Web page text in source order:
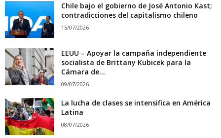
Chile bajo el gobierno de José Antonio Kast;
contradicciones del capitalismo chileno
15/07/2026
EEUU – Apoyar la campaña independiente
socialista de Brittany Kubicek para la
Cámara de...
09/07/2026
La lucha de clases se intensifica en América
Latina
08/07/2026